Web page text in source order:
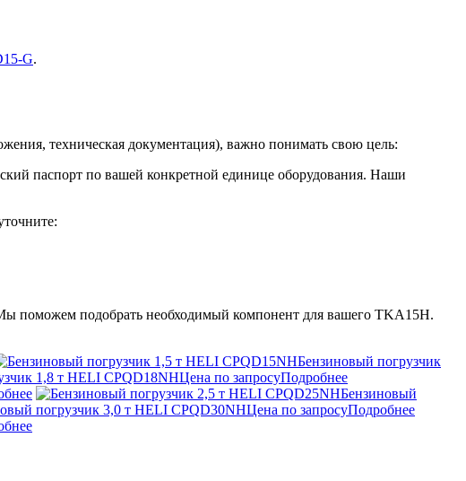
G.
техническая документация), важно понимать свою цель:
паспорт по вашей конкретной единице оборудования. Наши
поможем подобрать необходимый компонент для вашего TKA15H.
Бензиновый погрузчик
1,8 т HELI CPQD18NHЦена по запросуПодробнее
Бензиновый
погрузчик 3,0 т HELI CPQD30NHЦена по запросуПодробнее